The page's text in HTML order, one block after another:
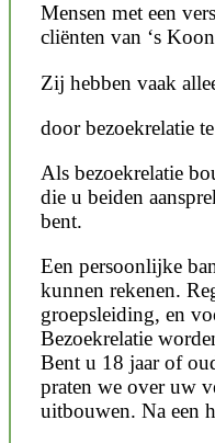
Mensen met een
cliënten van ‘s
Zij hebben vaak
door bezoekrelatie
Als bezoekrelatie
die u beiden
bent.
Een persoonlijke
kunnen rekenen.
groepsleiding, en
Bezoekrelatie
Bent u 18 jaar of
praten we over uw
uitbouwen. Na een